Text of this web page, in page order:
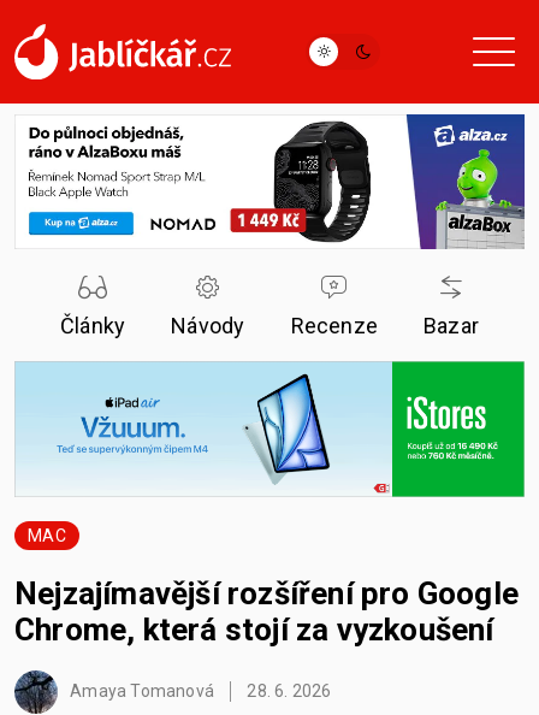
Články Návody Recenze Bazar
MAC
Nejzajímavější rozšíření pro Google
Chrome, která stojí za vyzkoušení
Amaya Tomanová 28. 6. 2026